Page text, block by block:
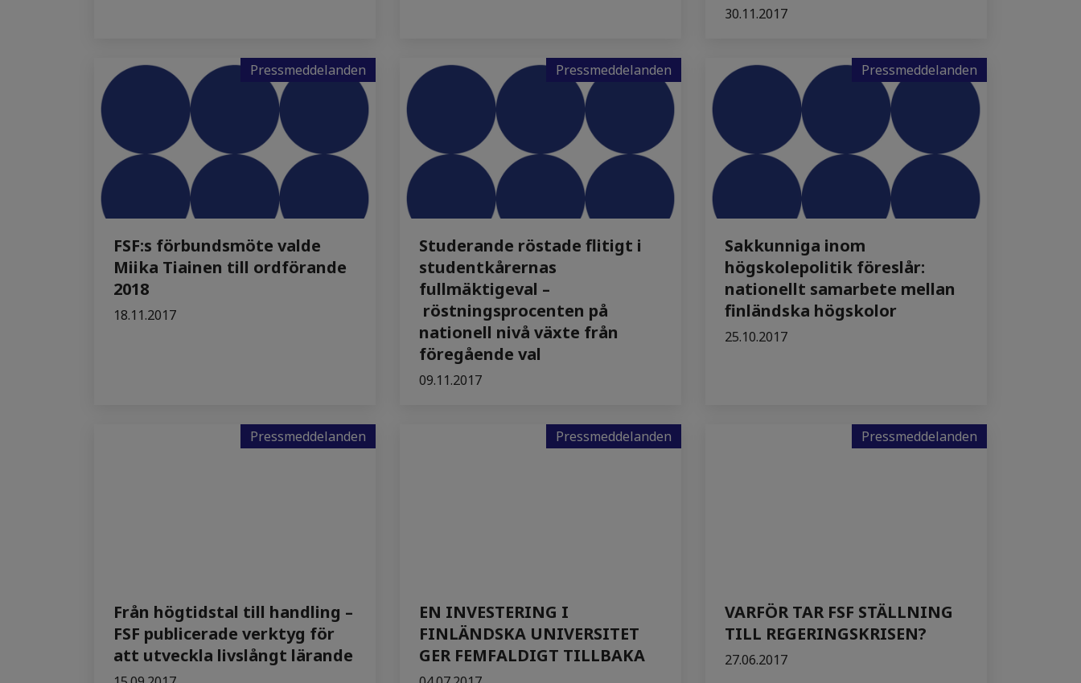
30.11.2017
Pressmeddelanden
FSF:s förbundsmöte valde
Miika Tiainen till ordförande
2018
18.11.2017
Pressmeddelanden
Studerande röstade flitigt i
studentkårernas
fullmäktigeval –
röstningsprocenten på
nationell nivå växte från
föregående val
09.11.2017
Pressmeddelanden
Sakkunniga inom
högskolepolitik föreslår:
nationellt samarbete mellan
finländska högskolor
25.10.2017
Pressmeddelanden
Från högtidstal till handling –
FSF publicerade verktyg för
att utveckla livslångt lärande
Pressmeddelanden
EN INVESTERING I
FINLÄNDSKA UNIVERSITET
GER FEMFALDIGT TILLBAKA
Pressmeddelanden
VARFÖR TAR FSF STÄLLNING
TILL REGERINGSKRISEN?
27.06.2017